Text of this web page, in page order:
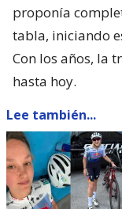
proponía
tabla, iniciando
Con los años, la
hasta hoy.
Lee también...